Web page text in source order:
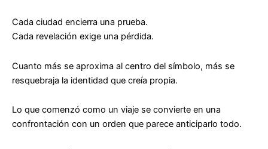
Cada ciudad encierra una prueba.
Cada revelación exige una pérdida.
Cuanto más se aproxima al centro del símbolo, más se
resquebraja la identidad que creía propia.
Lo que comenzó como un viaje se convierte en una
confrontación con un orden que parece anticiparlo todo.